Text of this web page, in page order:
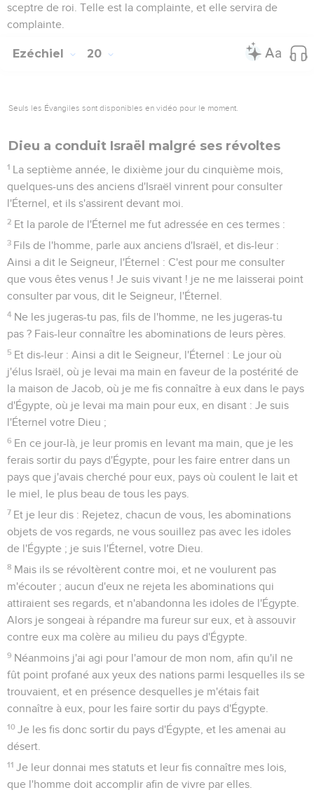
sceptre de roi. Telle est la complainte, et elle servira de
complainte.
Ezéchiel 20
Seuls les Évangiles sont disponibles en vidéo pour le moment.
Dieu a conduit Israël malgré ses révoltes
1 La septième année, le dixième jour du cinquième mois,
quelques-uns des anciens d'Israël vinrent pour consulter
l'Éternel, et ils s'assirent devant moi.
2 Et la parole de l'Éternel me fut adressée en ces termes :
3 Fils de l'homme, parle aux anciens d'Israël, et dis-leur :
Ainsi a dit le Seigneur, l'Éternel : C'est pour me consulter
que vous êtes venus ! Je suis vivant ! je ne me laisserai point
consulter par vous, dit le Seigneur, l'Éternel.
4 Ne les jugeras-tu pas, fils de l'homme, ne les jugeras-tu
pas ? Fais-leur connaître les abominations de leurs pères.
5 Et dis-leur : Ainsi a dit le Seigneur, l'Éternel : Le jour où
j'élus Israël, où je levai ma main en faveur de la postérité de
la maison de Jacob, où je me fis connaître à eux dans le pays
d'Égypte, où je levai ma main pour eux, en disant : Je suis
l'Éternel votre Dieu ;
6 En ce jour-là, je leur promis en levant ma main, que je les
ferais sortir du pays d'Égypte, pour les faire entrer dans un
pays que j'avais cherché pour eux, pays où coulent le lait et
le miel, le plus beau de tous les pays.
7 Et je leur dis : Rejetez, chacun de vous, les abominations
objets de vos regards, ne vous souillez pas avec les idoles
de l'Égypte ; je suis l'Éternel, votre Dieu.
8 Mais ils se révoltèrent contre moi, et ne voulurent pas
m'écouter ; aucun d'eux ne rejeta les abominations qui
attiraient ses regards, et n'abandonna les idoles de l'Égypte.
Alors je songeai à répandre ma fureur sur eux, et à assouvir
contre eux ma colère au milieu du pays d'Égypte.
9 Néanmoins j'ai agi pour l'amour de mon nom, afin qu'il ne
fût point profané aux yeux des nations parmi lesquelles ils se
trouvaient, et en présence desquelles je m'étais fait
connaître à eux, pour les faire sortir du pays d'Égypte.
10 Je les fis donc sortir du pays d'Égypte, et les amenai au
désert.
11 Je leur donnai mes statuts et leur fis connaître mes lois,
que l'homme doit accomplir afin de vivre par elles.